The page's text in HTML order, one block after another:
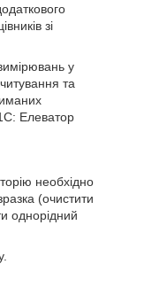
зі
у
та
Елеватор
необхідно
(очистити
однорідний